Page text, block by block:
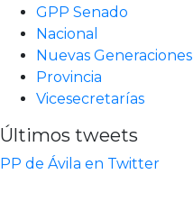
GPP Senado
Nacional
Nuevas Generaciones
Provincia
Vicesecretarías
Últimos tweets
PP de Ávila en Twitter